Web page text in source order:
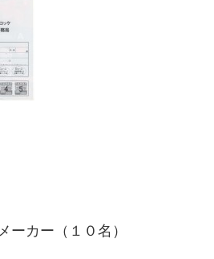
カー（１０名）